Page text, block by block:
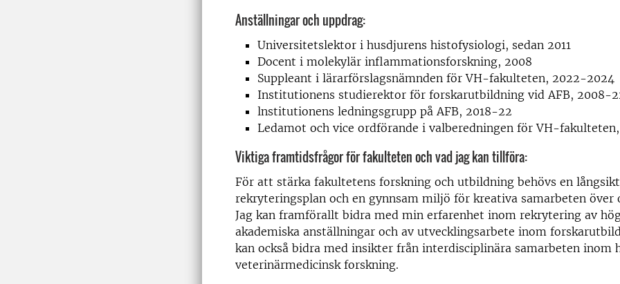
Anställningar och uppdrag:
Universitetslektor i husdjurens histofysiologi, sedan 2011
Docent i molekylär inflammationsforskning, 2008
Suppleant i lärarförslagsnämnden för VH-fakulteten, 2022-2024
Institutionens studierektor för forskarutbildning vid AFB, 2008-
lnstitutionens ledningsgrupp på AFB, 2018-22
Ledamot och vice ordförande i valberedningen för VH-
Viktiga framtidsfrågor för fakulteten och vad jag kan tillföra:
För att stärka fakultetens forskning och utbildning behövs en
rekryteringsplan och en gynnsam miljö för kreativa samarbeten över
Jag kan framförallt bidra med min erfarenhet inom rekrytering av
akademiska anställningar och av utvecklingsarbete inom
kan också bidra med insikter från interdisciplinära samarbeten inom
veterinärmedicinsk forskning.